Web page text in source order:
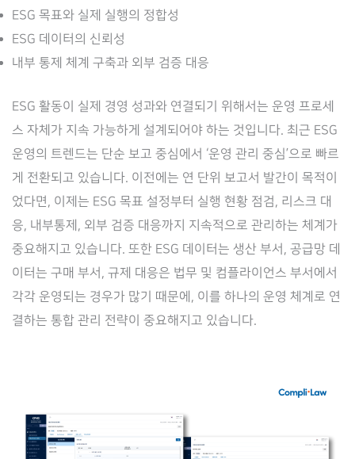
ESG 목표와 실제 실행의 정합성
ESG 데이터의 신뢰성
내부 통제 체계 구축과 외부 검증 대응
ESG 활동이 실제 경영 성과와 연결되기 위해서는 운영 프로세
스 자체가 지속 가능하게 설계되어야 하는 것입니다. 최근 ESG
운영의 트렌드는 단순 보고 중심에서 ‘운영 관리 중심’으로 빠르
게 전환되고 있습니다. 이전에는 연 단위 보고서 발간이 목적이
었다면, 이제는 ESG 목표 설정부터 실행 현황 점검, 리스크 대
응, 내부통제, 외부 검증 대응까지 지속적으로 관리하는 체계가
중요해지고 있습니다. 또한 ESG 데이터는 생산 부서, 공급망 데
이터는 구매 부서, 규제 대응은 법무 및 컴플라이언스 부서에서
각각 운영되는 경우가 많기 때문에, 이를 하나의 운영 체계로 연
결하는 통합 관리 전략이 중요해지고 있습니다.